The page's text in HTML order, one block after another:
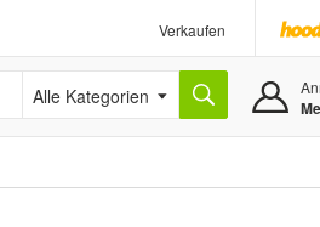
Verkaufen
Alle Kategorien